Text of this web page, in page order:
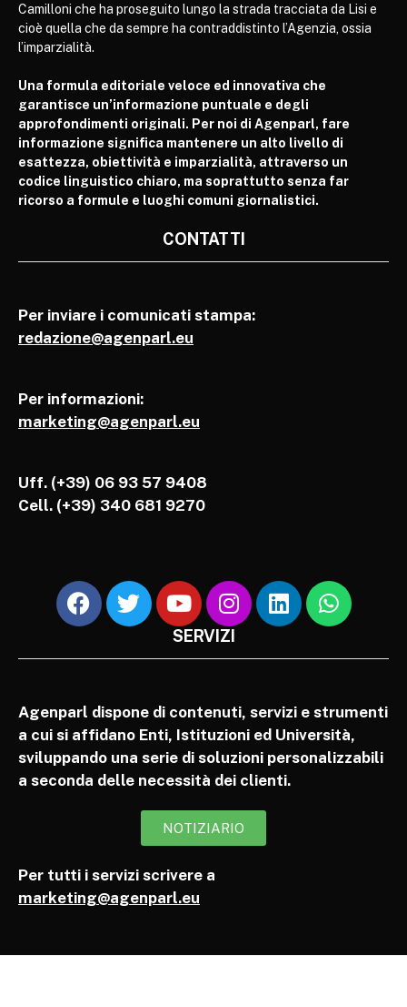
Camilloni che ha proseguito lungo la strada tracciata da Lisi e
cioè quella che da sempre ha contraddistinto l’Agenzia, ossia
l’imparzialità.
Una formula editoriale veloce ed innovativa che
garantisce un’informazione puntuale e degli
approfondimenti originali. Per noi di Agenparl, fare
informazione significa mantenere un alto livello di
esattezza, obiettività e imparzialità, attraverso un
codice linguistico chiaro, ma soprattutto senza far
ricorso a formule e luoghi comuni giornalistici.
CONTATTI
Per inviare i comunicati stampa:
redazione@agenparl.eu
Per informazioni:
marketing@agenparl.eu
Uff. (+39) 06 93 57 9408
Cell. (+39) 340 681 9270
SERVIZI
Agenparl dispone di contenuti, servizi e strumenti
a cui si affidano Enti, Istituzioni ed Università,
sviluppando una serie di soluzioni personalizzabili
a seconda delle necessità dei clienti.
NOTIZIARIO
Per tutti i servizi scrivere a
marketing@agenparl.eu